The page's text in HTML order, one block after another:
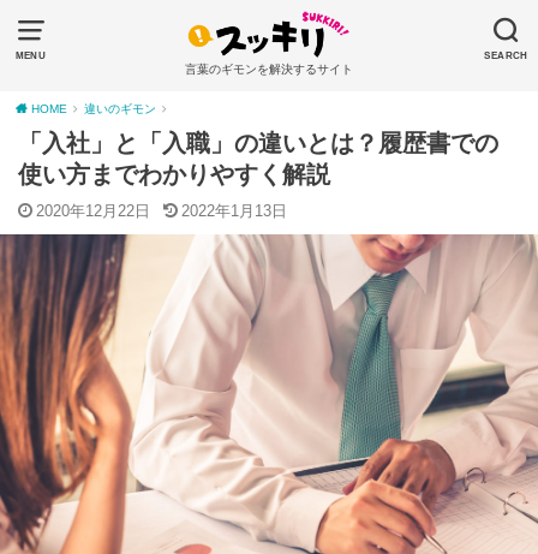
MENU SEARCH
言葉のギモンを解決するサイト
HOME 違いのギモン
「入社」と「入職」の違いとは？履歴書での
使い方までわかりやすく解説
2020年12月22日 2022年1月13日